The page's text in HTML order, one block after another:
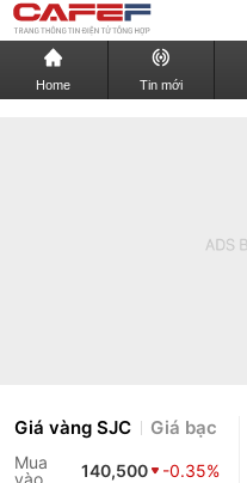
Home Tin mới
Giá vàng SJC Giá bạc
Mua
vào
140,500
-0.35%